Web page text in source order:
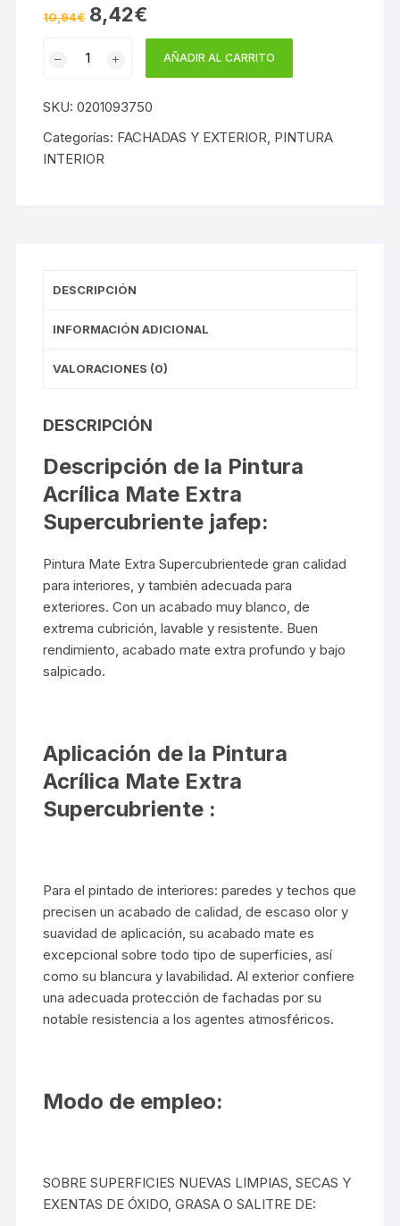
10,94€ El
precio
era:
10,94€.
8,42€
actual
8,42€.
Extra
Supercubriente
cantidad
AÑADIR AL CARRITO
SKU:0201093750
Categorías: FACHADAS Y EXTERIOR, PINTURA
INTERIOR
DESCRIPCIÓN
INFORMACIÓN ADICIONAL
VALORACIONES (0)
DESCRIPCIÓN
Descripción de la Pintura
Acrílica Mate Extra
Supercubriente jafep:
Pintura Mate Extra Supercubrientede gran calidad
para interiores, y también adecuada para
exteriores. Con un acabado muy blanco, de
extrema cubrición, lavable y resistente. Buen
rendimiento, acabado mate extra profundo y bajo
salpicado.
Aplicación de la Pintura
Acrílica Mate Extra
Supercubriente :
Para el pintado de interiores: paredes y techos que
precisen un acabado de calidad, de escaso olor y
suavidad de aplicación, su acabado mate es
excepcional sobre todo tipo de superficies, así
como su blancura y lavabilidad. Al exterior confiere
una adecuada protección de fachadas por su
notable resistencia a los agentes atmosféricos.
Modo de empleo:
SOBRE SUPERFICIES NUEVAS LIMPIAS, SECAS Y
EXENTAS DE ÓXIDO, GRASA O SALITRE DE: